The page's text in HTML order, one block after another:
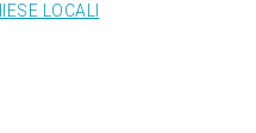
LOCALI